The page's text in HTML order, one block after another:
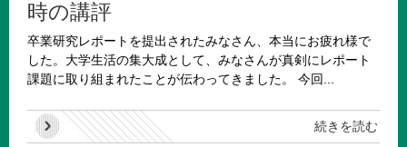
時の講評
卒業研究レポートを提出されたみなさん、本当にお疲れ様で
した。大学生活の集大成として、みなさんが真剣にレポート
課題に取り組まれたことが伝わってきました。 今回...
続きを読む